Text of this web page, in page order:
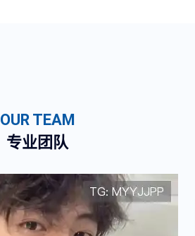
OUR TEAM
专业团队